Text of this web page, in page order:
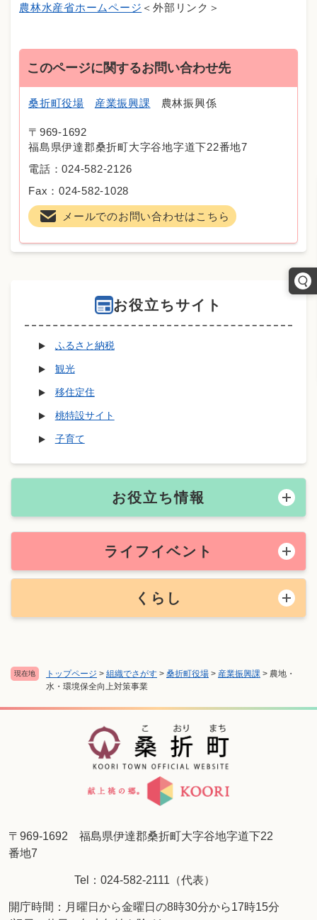
現在地 トップページ > 組織でさがす > 桑折町役場 > 産業振興課 > 農地・
水・環境保全向上対策事業
農林水産省ホームページ ＜外部リンク＞
このページに関するお問い合わせ先
桑折町役場 産業振興課 農林振興係
〒969-1692
福島県伊達郡桑折町大字谷地字道下22番地7
電話：024-582-2126
Fax：024-582-1028
メールでのお問い合わせはこちら
お役立ちサイト
ふるさと納税
観光
移住定住
桃特設サイト
子育て
お役立ち情報
ライフイベント
くらし
〒969-1692 福島県伊達郡桑折町大字谷地字道下22
番地7
Tel：024-582-2111（代表）
開庁時間：月曜日から金曜日の8時30分から17時15分